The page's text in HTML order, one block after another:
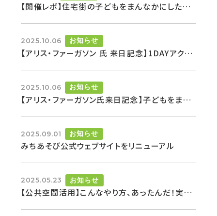
【開催レポ】住宅街の子どもをまんなかにしたプレイスメイキング ― イギリスPlaying Outの実践から学ぶ
2025.10.06 お知らせ
【アリス・ファーガソン 氏 来日記念】1DAYアクションキャンプ「イギリス × 日本 みちからはじめる、顔の見えるまちづくり」
2025.10.06 お知らせ
【アリス・ファーガソン氏来日記念】子どもをまんなかにした住宅街のプレイスメイキング ― イギリス発『Playing Out』の実践から学ぶ
2025.09.01 お知らせ
みちあそび公式ウェブサイトをリニューアル
2025.05.23 お知らせ
【公共空間活用】こんなやり方、あったんだ！実践アイデア紹介